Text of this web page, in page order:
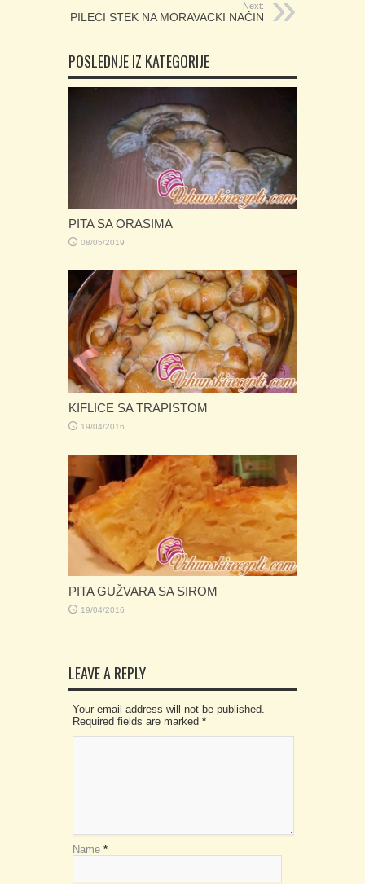
Next:
PILEĆI STEK NA MORAVACKI NAČIN
POSLEDNJE IZ KATEGORIJE
PITA SA ORASIMA
08/05/2019
KIFLICE SA TRAPISTOM
19/04/2016
PITA GUŽVARA SA SIROM
19/04/2016
LEAVE A REPLY
Your email address will not be published.
Required fields are marked *
Name *